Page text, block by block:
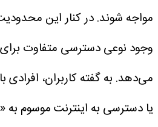
مواجه شوند.در کنار این
وجود نوعی دسترسی متفاوت برای
می‌دهد. به گفته کاربران،
یا دسترسی به اینترنت موسوم به